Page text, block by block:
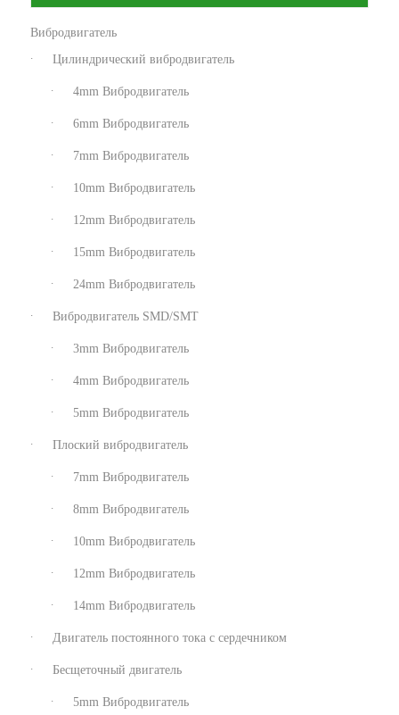
Вибродвигатель
Цилиндрический вибродвигатель
4mm Вибродвигатель
6mm Вибродвигатель
7mm Вибродвигатель
10mm Вибродвигатель
12mm Вибродвигатель
15mm Вибродвигатель
24mm Вибродвигатель
Вибродвигатель SMD/SMT
3mm Вибродвигатель
4mm Вибродвигатель
5mm Вибродвигатель
Плоский вибродвигатель
7mm Вибродвигатель
8mm Вибродвигатель
10mm Вибродвигатель
12mm Вибродвигатель
14mm Вибродвигатель
Двигатель постоянного тока с сердечником
Бесщеточный двигатель
5mm Вибродвигатель